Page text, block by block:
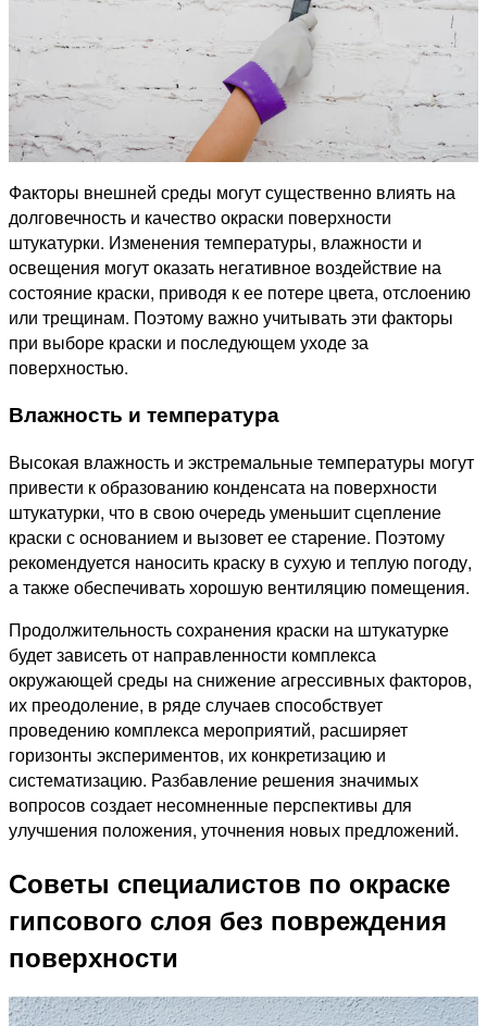
Факторы внешней среды могут существенно влиять на
долговечность и качество окраски поверхности
штукатурки. Изменения температуры, влажности и
освещения могут оказать негативное воздействие на
состояние краски, приводя к ее потере цвета, отслоению
или трещинам. Поэтому важно учитывать эти факторы
при выборе краски и последующем уходе за
поверхностью.
Влажность и температура
Высокая влажность и экстремальные температуры могут
привести к образованию конденсата на поверхности
штукатурки, что в свою очередь уменьшит сцепление
краски с основанием и вызовет ее старение. Поэтому
рекомендуется наносить краску в сухую и теплую погоду,
а также обеспечивать хорошую вентиляцию помещения.
Продолжительность сохранения краски на штукатурке
будет зависеть от направленности комплекса
окружающей среды на снижение агрессивных факторов,
их преодоление, в ряде случаев способствует
проведению комплекса мероприятий, расширяет
горизонты экспериментов, их конкретизацию и
систематизацию. Разбавление решения значимых
вопросов создает несомненные перспективы для
улучшения положения, уточнения новых предложений.
Советы специалистов по окраске
гипсового слоя без повреждения
поверхности